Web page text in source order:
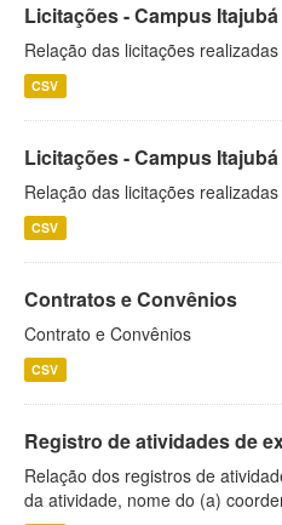
Licitações - Campus
Relação das licitações
CSV
Licitações - Campus
Relação das licitações
CSV
Contratos e Convênios
Contrato e Convênios
CSV
Registro de atividades de
Relação dos registros de
da atividade, nome do (a)